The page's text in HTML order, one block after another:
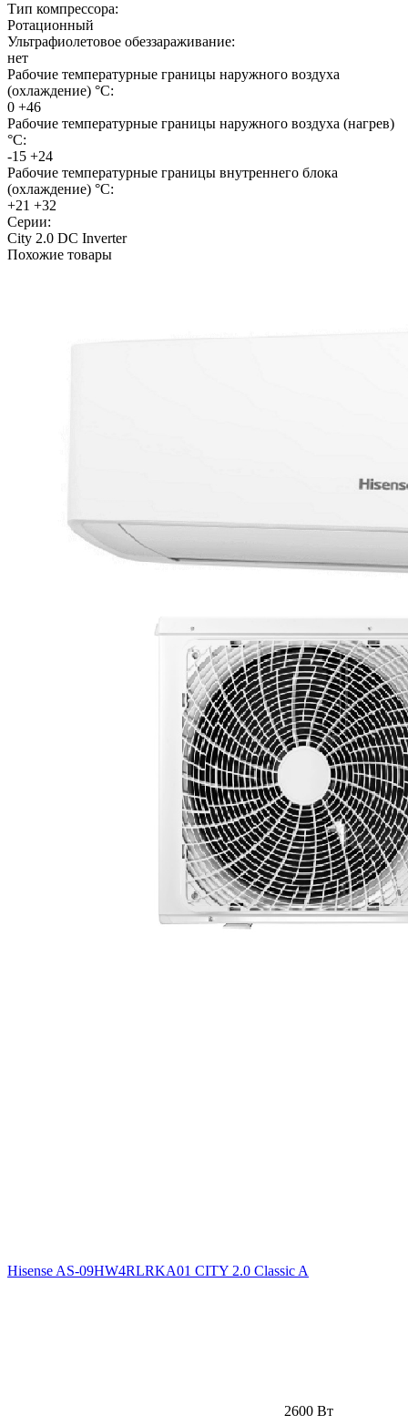
Тип компрессора:
Ротационный
Ультрафиолетовое обеззараживание:
нет
Рабочие температурные границы наружного воздуха
(охлаждение) °C:
0 +46
Рабочие температурные границы наружного воздуха (нагрев)
°C:
-15 +24
Рабочие температурные границы внутреннего блока
(охлаждение) °C:
+21 +32
Серии:
City 2.0 DC Inverter
Похожие товары
Hisense AS-09HW4RLRKA01 CITY 2.0 Classic A
2600 Вт